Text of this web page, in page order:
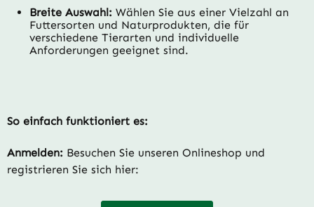
Breite Auswahl: Wählen Sie aus einer Vielzahl an
Futtersorten und Naturprodukten, die für
verschiedene Tierarten und individuelle
Anforderungen geeignet sind.
So einfach funktioniert es:
Anmelden: Besuchen Sie unseren Onlineshop und
registrieren Sie sich hier: